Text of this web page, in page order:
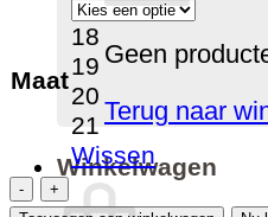
Geen
Terug naar
Winkelwagen
Maat
18
19
20
21
Wissen
Giesswein